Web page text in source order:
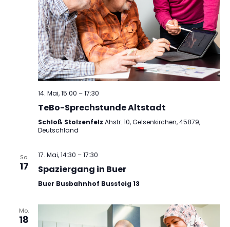
14. Mai, 15:00 –17:30
TeBo-Sprechstunde Altstadt
Schloß Stolzenfelz Ahstr. 10, Gelsenkirchen, 45879,
Deutschland
So.
17
17. Mai, 14:30 –17:30
Spaziergang in Buer
Buer Busbahnhof Bussteig 13
Mo.
18